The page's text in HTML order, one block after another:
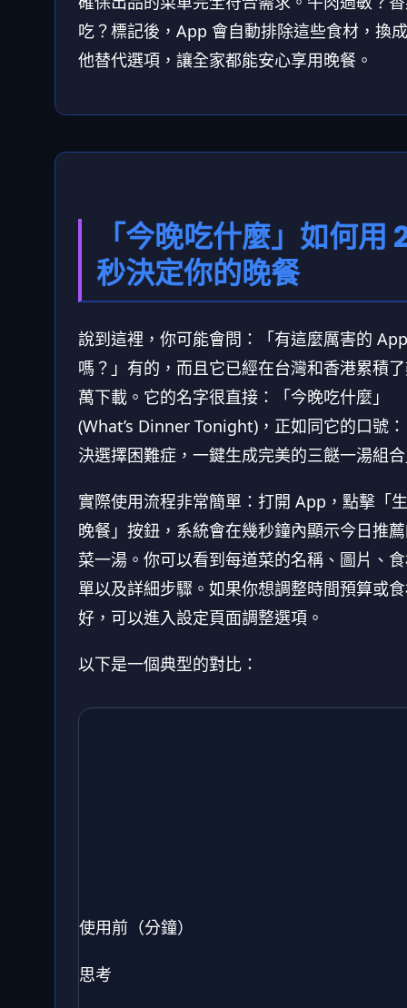
吃？標記後，App 會自動排除這些食材，換
他替代選項，讓全家都能安心享用晚餐。
「今晚吃什麼」如何用
秒決定你的晚餐
說到這裡，你可能會問：「有這麼厲害的 App
嗎？」有的，而且它已經在台灣和香港累積
萬下載。它的名字很直接：「今晚吃什麼」
(What’s Dinner Tonight)，正如同它的口號
決選擇困難症，一鍵生成完美的三餸一湯組
實際使用流程非常簡單：打開 App，點擊「
晚餐」按鈕，系統會在幾秒鐘內顯示今日推
菜一湯。你可以看到每道菜的名稱、圖片、
單以及詳細步驟。如果你想調整時間預算或
好，可以進入設定頁面調整選項。
以下是一個典型的對比：
使用前（分鐘）
思考